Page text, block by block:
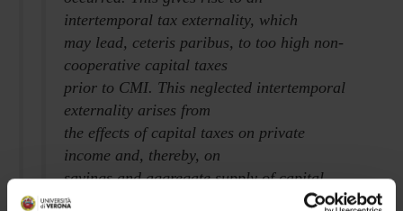
intertemporal tax externality, which
may lead, ceteris paribus, to too high non-
cooperative capital taxes
prior to CMI. This neglected intertemporal
externality arises from
the effects of capital taxes on private
income and, thereby, on
savings and aggregate supply of capital
over time, for any given